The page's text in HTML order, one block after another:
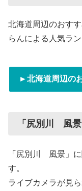
北海道周辺のおす
らんによる人気ラ
►北海道周辺の
「尻別川 風
「尻別川 風景」
す。
ライブカメラが見